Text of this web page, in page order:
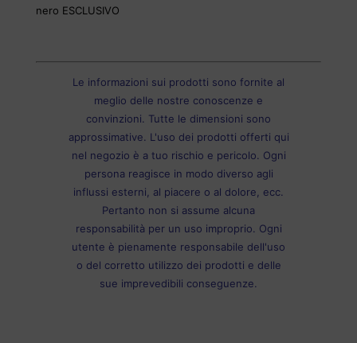
nero ESCLUSIVO
Le informazioni sui prodotti sono fornite al
meglio delle nostre conoscenze e
convinzioni. Tutte le dimensioni sono
approssimative. L'uso dei prodotti offerti qui
nel negozio è a tuo rischio e pericolo. Ogni
persona reagisce in modo diverso agli
influssi esterni, al piacere o al dolore, ecc.
Pertanto non si assume alcuna
responsabilità per un uso improprio. Ogni
utente è pienamente responsabile dell'uso
o del corretto utilizzo dei prodotti e delle
sue imprevedibili conseguenze.